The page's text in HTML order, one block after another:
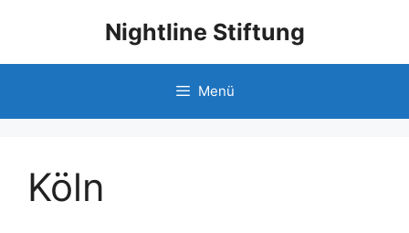
Nightline Stiftung
Menü
Köln